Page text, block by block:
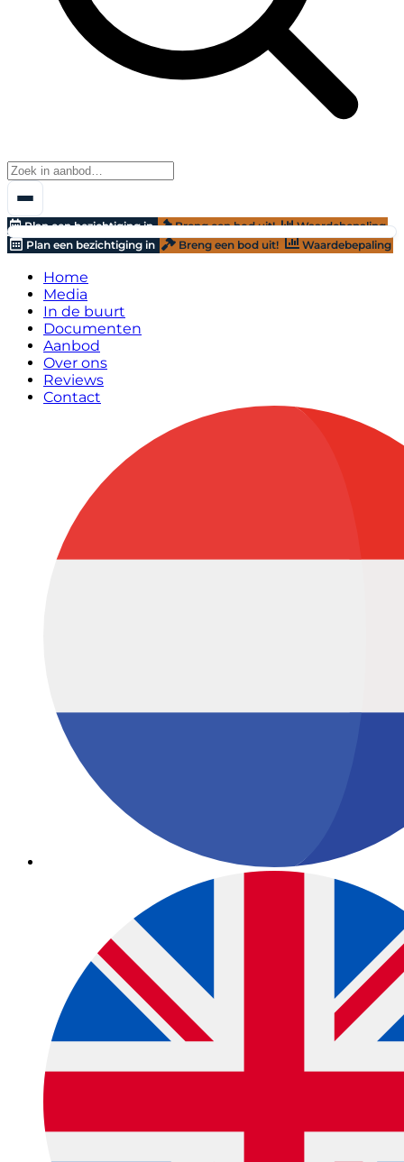
Plan een bezichtiging in Breng een bod uit!
Waardebepaling
Plan een bezichtiging in
Breng een bod uit! Waardebepaling
Home
Media
In de buurt
Documenten
Aanbod
Over ons
Reviews
Contact